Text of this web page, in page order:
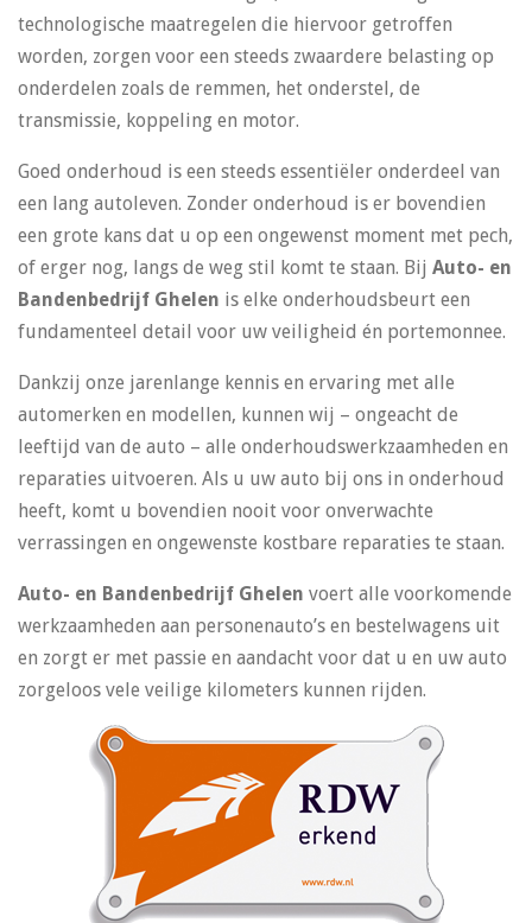
technologische maatregelen die hiervoor getroffen
worden, zorgen voor een steeds zwaardere belasting op
onderdelen zoals de remmen, het onderstel, de
transmissie, koppeling en motor.
Goed onderhoud is een steeds essentiëler onderdeel van
een lang autoleven. Zonder onderhoud is er bovendien
een grote kans dat u op een ongewenst moment met pech,
of erger nog, langs de weg stil komt te staan. Bij Auto- en
Bandenbedrijf Ghelen is elke onderhoudsbeurt een
fundamenteel detail voor uw veiligheid én portemonnee.
Dankzij onze jarenlange kennis en ervaring met alle
automerken en modellen, kunnen wij – ongeacht de
leeftijd van de auto – alle onderhoudswerkzaamheden en
reparaties uitvoeren. Als u uw auto bij ons in onderhoud
heeft, komt u bovendien nooit voor onverwachte
verrassingen en ongewenste kostbare reparaties te staan.
Auto- en Bandenbedrijf Ghelen voert alle voorkomende
werkzaamheden aan personenauto’s en bestelwagens uit
en zorgt er met passie en aandacht voor dat u en uw auto
zorgeloos vele veilige kilometers kunnen rijden.